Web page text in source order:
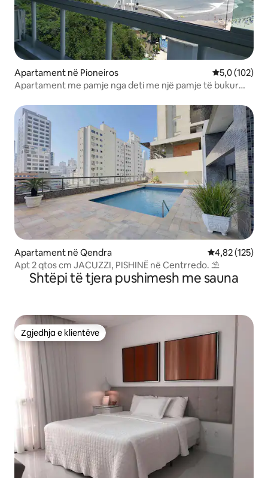
Apartament në Pioneiros Vlerësimi
5,0 (102)
Apartament me pamje nga deti me një pamje të bukur
Apartament në Qendra Vlerësimi
4,82 (125)
Apt 2 qtos cm JACUZZI, PISHINË në Centrredo. ⛱
Shtëpi të tjera pushimesh me sauna
Zgjedhja e klientëve
Zgjedhja e klientëve